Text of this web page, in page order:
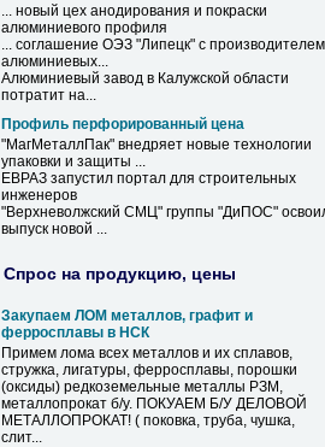
... новый цех анодирования и покраски
алюминиевого профиля
... соглашение ОЭЗ "Липецк" с производителем
алюминиевых...
Алюминиевый завод в Калужской области
потратит на...
Профиль перфорированный цена
"МагМеталлПак" внедряет новые технологии
упаковки и защиты ...
ЕВРАЗ запустил портал для строительных
инженеров
"Верхневолжский СМЦ" группы "ДиПОС"
выпуск новой ...
Спрос на продукцию, цены
Закупаем ЛОМ металлов, графит и
ферросплавы в НСК
Примем лома всех металлов и их сплавов,
стружка, лигатуры, ферросплавы, порошки
(оксиды) редкоземельные металлы РЗМ,
металлопрокат б/у. ПОКУАЕМ Б/У ДЕЛОВОЙ
МЕТАЛЛОПРОКАТ! ( поковка, труба, чушка,
слит...